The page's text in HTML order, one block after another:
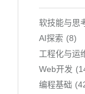
软技能与思
AI探索
8
工程化与运
Web开发
编程基础